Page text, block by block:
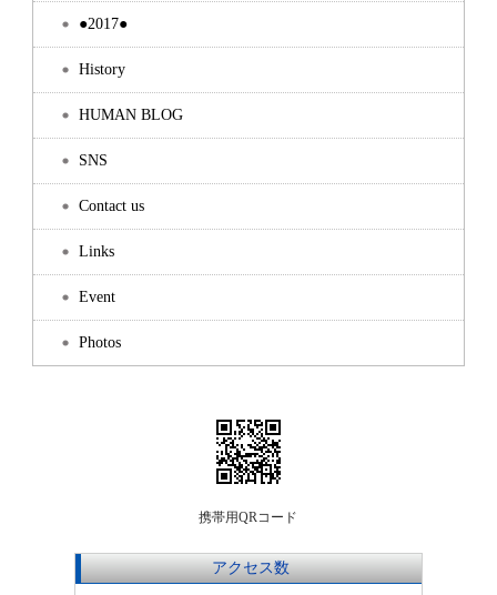
●2017●
History
HUMAN BLOG
SNS
Contact us
Links
Event
Photos
携帯用QRコード
アクセス数